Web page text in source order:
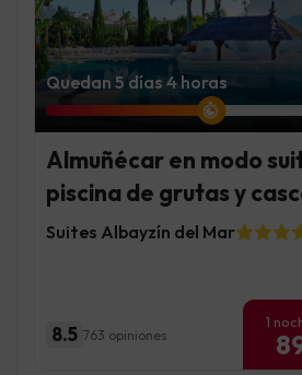
Quedan 5 días 4 horas
Almuñécar en modo
piscina de grutas y
Suites Albayzín del Mar
8.5 763 opiniones
1